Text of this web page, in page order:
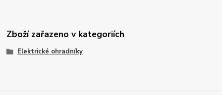
Zboží zařazeno v kategoriích
Elektrické ohradníky